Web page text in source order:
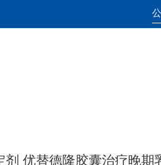
优替德隆胶囊治疗晚期